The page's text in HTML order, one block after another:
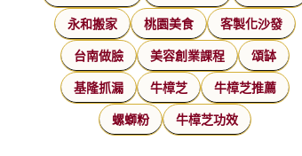
永和搬家 桃園美食 客製化沙發
台南做臉 美容創業課程 頌缽
基隆抓漏 牛樟芝 牛樟芝推薦
螺螄粉 牛樟芝功效